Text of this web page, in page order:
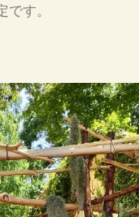
す。